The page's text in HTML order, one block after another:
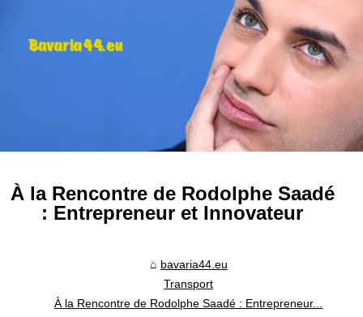
À la Rencontre de Rodolphe Saadé
: Entrepreneur et Innovateur
bavaria44.eu
Transport
À la Rencontre de Rodolphe Saadé : Entrepreneur...